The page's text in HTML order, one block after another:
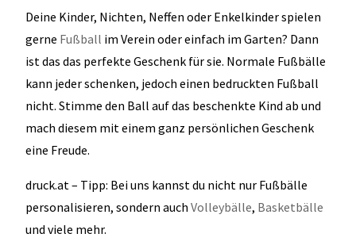
Deine Kinder, Nichten, Neffen oder Enkelkinder spielen
gerne Fußball im Verein oder einfach im Garten? Dann
ist das das perfekte Geschenk für sie. Normale Fußbälle
kann jeder schenken, jedoch einen bedruckten Fußball
nicht. Stimme den Ball auf das beschenkte Kind ab und
mach diesem mit einem ganz persönlichen Geschenk
eine Freude.
druck.at – Tipp: Bei uns kannst du nicht nur Fußbälle
personalisieren, sondern auch Volleybälle, Basketbälle
und viele mehr.